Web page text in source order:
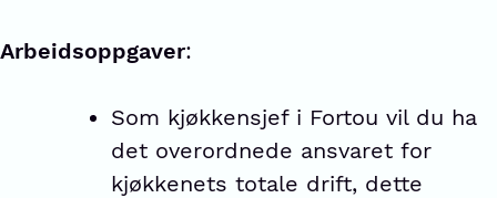
Arbeidsoppgaver:
Som kjøkkensjef i Fortou vil du ha
det overordnede ansvaret for
kjøkkenets totale drift, dette